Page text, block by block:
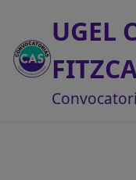
UGEL